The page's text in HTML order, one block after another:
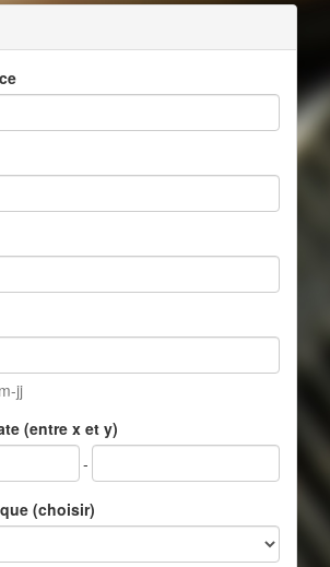
jj
(entre x et y)
-
(choisir)